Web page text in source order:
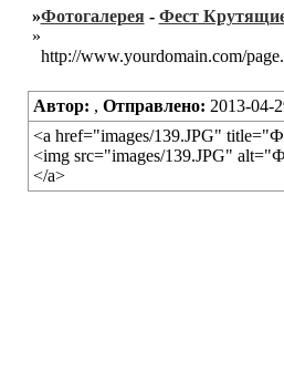
»Фотогалерея- Фест
»
http://www.yourdomain.com/
Автор: , Отправлено: 2013-04-
<a href="images/139.JPG"
<img src="images/139.JPG"
</a>